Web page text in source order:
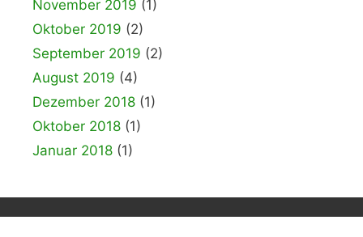
November 2019 (1)
Oktober 2019 (2)
September 2019 (2)
August 2019 (4)
Dezember 2018 (1)
Oktober 2018 (1)
Januar 2018 (1)